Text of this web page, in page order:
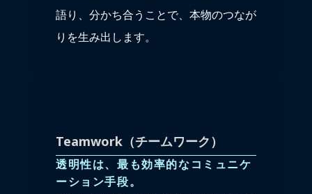
語り、分かち合うことで、本物のつなが
りを生み出します。
Teamwork（チームワーク）
透明性は、最も効率的なコミュニケ
ーション手段。